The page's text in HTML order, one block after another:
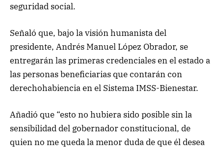
seguridad social.
Señaló que, bajo la visión humanista del
presidente, Andrés Manuel López Obrador, se
entregarán las primeras credenciales en el estado a
las personas beneficiarias que contarán con
derechohabiencia en el Sistema IMSS-Bienestar.
Añadió que “esto no hubiera sido posible sin la
sensibilidad del gobernador constitucional, de
quien no me queda la menor duda de que él desea